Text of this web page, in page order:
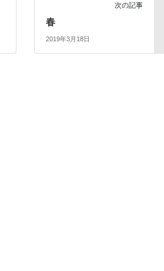
次の記事
春
2019年3月18日